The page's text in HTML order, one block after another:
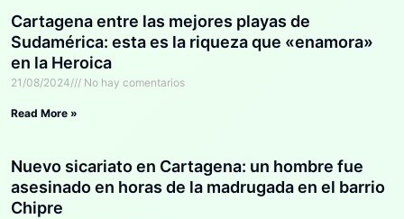
Cartagena entre las mejores playas de
Sudamérica: esta es la riqueza que «enamora»
en la Heroica
21/08/2024 No hay comentarios
Read More »
Nuevo sicariato en Cartagena: un hombre fue
asesinado en horas de la madrugada en el barrio
Chipre